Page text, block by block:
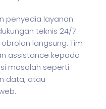
penyedia layanan
teknis 24/7
langsung. Tim
assistance kepada
masalah seperti
data, atau